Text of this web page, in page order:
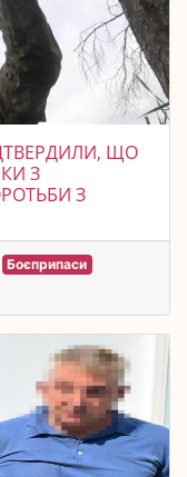
ЩО
З
З
Боєприпаси